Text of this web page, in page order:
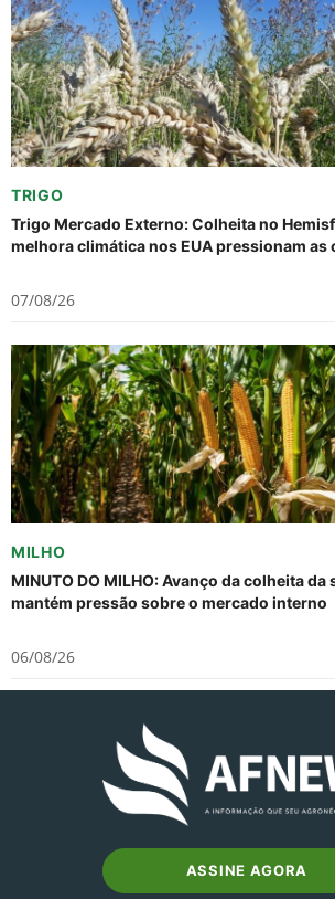
TRIGO
Trigo Mercado Externo: Colheita no
melhora climática nos EUA pressionam as
07/08/26
MILHO
MINUTO DO MILHO: Avanço da colheita
mantém pressão sobre o mercado interno
06/08/26
ASSINE AGORA